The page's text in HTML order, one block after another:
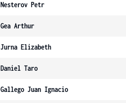
Nesterov Petr
Gea Arthur
Jurna Elizabeth
Daniel Taro
Gallego Juan Ignacio